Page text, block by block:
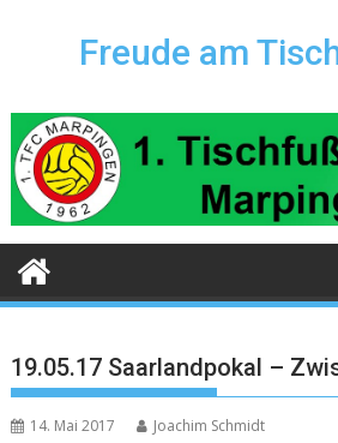
Freude am
19.05.17 Saarlandpokal –
14. Mai 2017 Joachim Schmidt